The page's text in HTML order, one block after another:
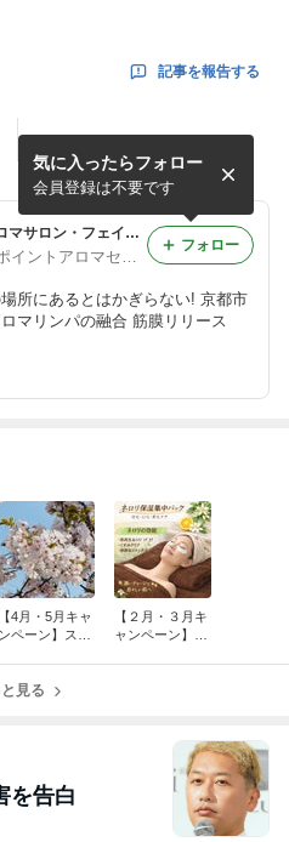
記事を報告する
京都市西京区上桂のアロマサロン・フェイシャルエステ トリガーポイントアロマリンパ ボディ&フェイシャル香りん(かりん)blog♪
所にあるとはかぎらない! 京都市
マリンパの融合 筋膜リリース
気に入ったらフォロー
会員登録は不要です
フォロー
【4月・5月キャ
ンペーン】スリ
マ 春のお悩
【２月・３月キ
ャンペーン】潤
見る
を告白